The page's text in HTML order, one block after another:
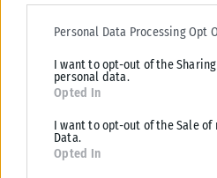
Please note that this website/app
services and may gather and store
deny consent to Google and its
for below specified purposes in
Personal Data Processing Opt
I want to opt-out of the
personal data.
Opted In
I want to opt-out of the Sale of
Data.
Opted In
ΕΛΛΆΔΑ
Από σήμερα μόνο με νέου τύπου
ταξίδια στο εξωτερικό